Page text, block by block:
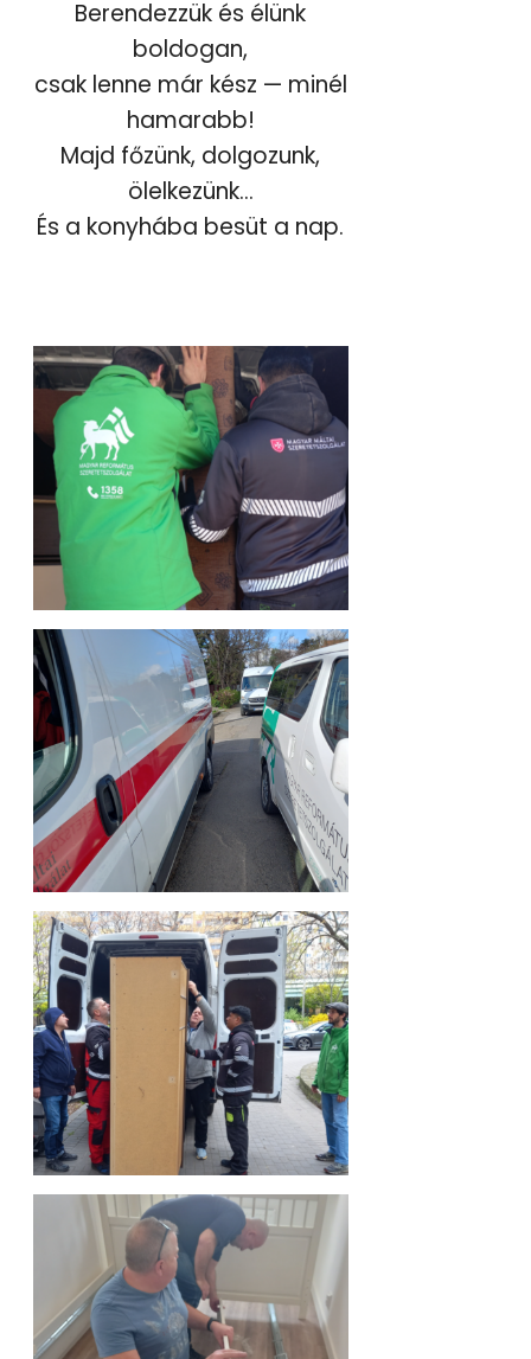
Berendezzük és élünk
boldogan,
csak lenne már kész — minél
hamarabb!
Majd főzünk, dolgozunk,
ölelkezünk…
És a konyhába besüt a nap.